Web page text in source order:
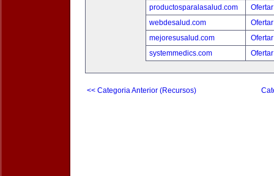
productosparalasalud.com
webdesalud.com
mejoresusalud.com
systemmedics.com
<< Categoria Anterior (Recursos)